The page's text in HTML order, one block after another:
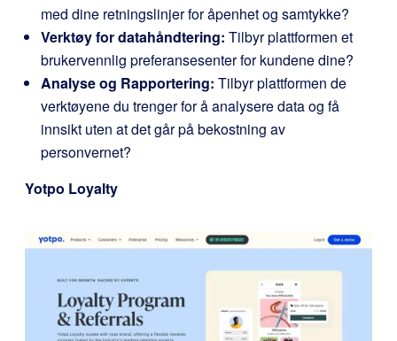
med dine retningslinjer for åpenhet og samtykke?
Verktøy for datahåndtering: Tilbyr plattformen et
brukervennlig preferansesenter for kundene dine?
Analyse og Rapportering: Tilbyr plattformen de
verktøyene du trenger for å analysere data og få
innsikt uten at det går på bekostning av
personvernet?
Yotpo Loyalty